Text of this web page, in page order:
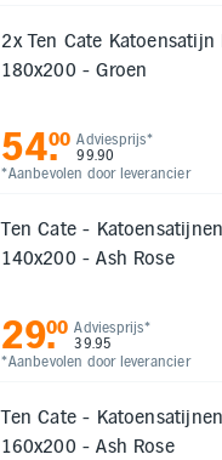
2x Ten Cate
180x200 - Groen
Adviesprijs*
99.90
*Aanbevolen door leverancier
54.
00
Ten Cate -
140x200 - Ash Rose
Adviesprijs*
39.95
*Aanbevolen door leverancier
29.
00
Ten Cate -
160x200 - Ash Rose